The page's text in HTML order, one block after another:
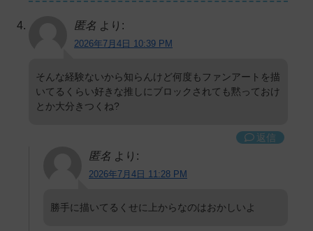
匿名 より:
2026年7月4日 10:39 PM
そんな経験ないから知らんけど何度もファンアートを描
いてるくらい好きな推しにブロックされても黙っておけ
とか大分きつくね?
返信
匿名 より:
2026年7月4日 11:28 PM
勝手に描いてるくせに上からなのはおかしいよ